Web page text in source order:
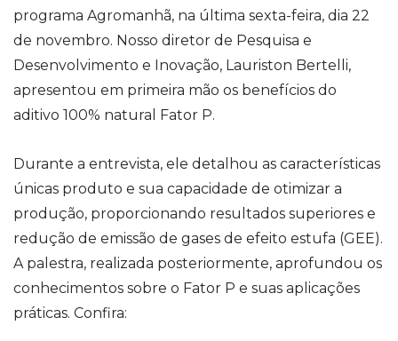
programa Agromanhã, na última sexta-feira, dia 22
de novembro. Nosso diretor de Pesquisa e
Desenvolvimento e Inovação, Lauriston Bertelli,
apresentou em primeira mão os benefícios do
aditivo 100% natural Fator P.
Durante a entrevista, ele detalhou as características
únicas produto e sua capacidade de otimizar a
produção, proporcionando resultados superiores e
redução de emissão de gases de efeito estufa (GEE).
A palestra, realizada posteriormente, aprofundou os
conhecimentos sobre o Fator P e suas aplicações
práticas. Confira: